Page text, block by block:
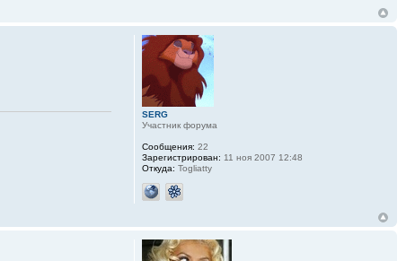
SERG
Участник форума
Сообщения: 22
Зарегистрирован: 11 ноя 2007 12:48
Откуда: Togliatty